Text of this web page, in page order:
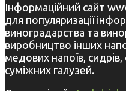
Інформаційний сайт
для популяризації
виноградарства та
виробництво інших
медових напоїв,
суміжних галузей.